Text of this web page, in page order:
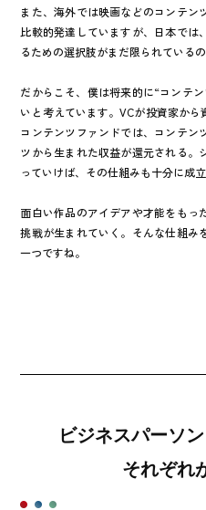
また、海外では映画などのコンテン
比較的発達していますが、日本では
るための選択肢がまだ限られているの
だからこそ、僕は将来的に“コンテ
いと考えています。VCが投資家から
コンテンツファンドでは、コンテン
ツから生まれた収益が還元される。
っていけば、その仕組みも十分に成
面白い作品のアイデアや才能をもっ
挑戦が生まれていく。そんな仕組み
一つですね。
ビジネスパーソ
それぞれ